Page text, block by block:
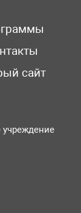
сайт